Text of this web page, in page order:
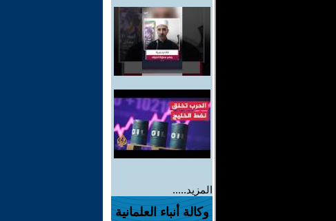
المزيد.....
وكالة أنباء العلمانية